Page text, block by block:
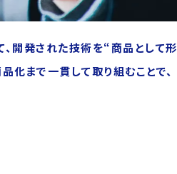
、開発された技術を“商品として形
まで一貫して取り組むことで、